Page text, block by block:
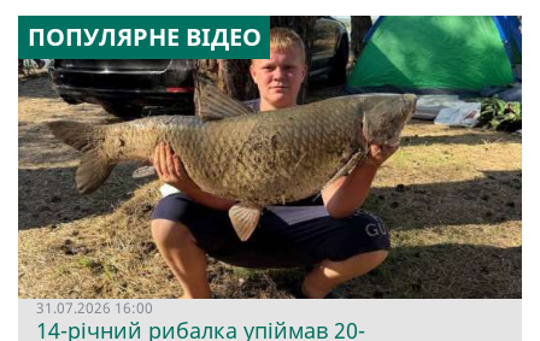
ПОПУЛЯРНЕ ВІДЕО
31.07.2026 16:00
14-річний рибалка упіймав 20-